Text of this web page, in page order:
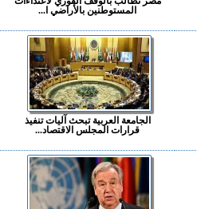
المستوطنين بالأراضي ا...
الجامعة العربية تبحث آليات تنفيذ
قرارات المجلس الاقتصاد...